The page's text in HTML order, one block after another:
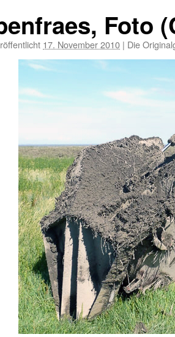
Foto
17. November 2010 | Die